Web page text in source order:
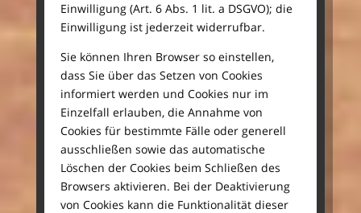
Einwilligung (Art. 6 Abs. 1 lit. a DSGVO); die
Einwilligung ist jederzeit widerrufbar.
Sie können Ihren Browser so einstellen,
dass Sie über das Setzen von Cookies
informiert werden und Cookies nur im
Einzelfall erlauben, die Annahme von
Cookies für bestimmte Fälle oder generell
ausschließen sowie das automatische
Löschen der Cookies beim Schließen des
Browsers aktivieren. Bei der Deaktivierung
von Cookies kann die Funktionalität dieser